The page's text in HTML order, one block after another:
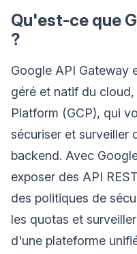
Qu'est-ce que
?
Google API Gateway
géré et natif du
Platform (GCP), qui
sécuriser et surveiller
backend. Avec
exposer des API
des politiques de
les quotas et
d'une plateforme